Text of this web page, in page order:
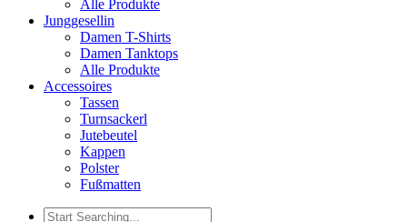
Alle Produkte
Junggesellin
Damen T-Shirts
Damen Tanktops
Alle Produkte
Accessoires
Tassen
Turnsackerl
Jutebeutel
Kappen
Polster
Fußmatten